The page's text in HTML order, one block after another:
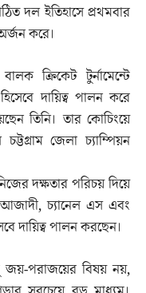
দল ইতিহাসে প্রথমবার
করে।
ক্রিকেট টুর্নামেন্টে
দায়িত্ব পালন করে
তিনি। তার কোচিংয়ে
জেলা চ্যাম্পিয়ন
দক্ষতার পরিচয় দিয়ে
আজাদী, চ্যানেল এস এবং
দায়িত্ব পালন করছেন।
জয়-পরাজয়ের বিষয় নয়,